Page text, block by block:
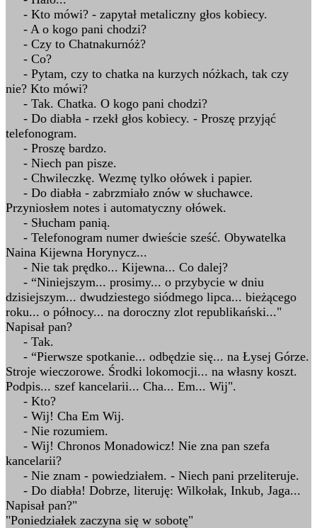
- Kto mówi? - zapytał metaliczny głos kobiecy.
- A o kogo pani chodzi?
- Czy to Chatnakurnóż?
- Co?
- Pytam, czy to chatka na kurzych nóżkach, tak czy
nie? Kto mówi?
- Tak. Chatka. O kogo pani chodzi?
- Do diabła - rzekł głos kobiecy. - Proszę przyjąć
telefonogram.
- Proszę bardzo.
- Niech pan pisze.
- Chwileczkę. Wezmę tylko ołówek i papier.
- Do diabła - zabrzmiało znów w słuchawce.
Przyniosłem notes i automatyczny ołówek.
- Słucham panią.
- Telefonogram numer dwieście sześć. Obywatelka
Naina Kijewna Horynycz...
- Nie tak prędko... Kijewna... Co dalej?
- “Niniejszym... prosimy... o przybycie w dniu
dzisiejszym... dwudziestego siódmego lipca... bieżącego
roku... o północy... na doroczny zlot republikański..."
Napisał pan?
- Tak.
- “Pierwsze spotkanie... odbędzie się... na Łysej Górze.
Stroje wieczorowe. Środki lokomocji... na własny koszt.
Podpis... szef kancelarii... Cha... Em... Wij".
- Kto?
- Wij! Cha Em Wij.
- Nie rozumiem.
- Wij! Chronos Monadowicz! Nie zna pan szefa
kancelarii?
- Nie znam - powiedziałem. - Niech pani przeliteruje.
- Do diabła! Dobrze, literuję: Wilkołak, Inkub, Jaga...
Napisał pan?"
"Poniedziałek zaczyna się w sobotę"